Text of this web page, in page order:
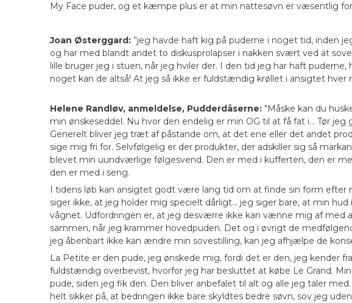
My Face puder, og et kæmpe plus er at min nattesøvn er væsentlig
Joan Østerggard: ”jeg havde haft kig på puderne i noget tid, inden
og har med blandt andet to diskusprolapser i nakken svært ved at
lille bruger jeg i stuen, når jeg hviler der. I den tid jeg har haft
noget kan de altså! At jeg så ikke er fuldstændig krøllet i ansigtet hver
Helene Randløv, anmeldelse, Pudderdåserne: "Måske kan du
min ønskeseddel. Nu hvor den endelig er min OG til at få fat i… Tør jeg
Generelt bliver jeg træt af påstande om, at det ene eller det andet
sige mig fri for. Selvfølgelig er der produkter, der adskiller sig så
blevet min uundværlige følgesvend. Den er med i kufferten, den er
den er med i seng.
I tidens løb kan ansigtet godt være lang tid om at finde sin form efter
siger ikke, at jeg holder mig specielt dårligt… jeg siger bare, at min
vågnet. Udfordringen er, at jeg desværre ikke kan vænne mig af med
sammen, når jeg krammer hovedpuden. Det og i øvrigt de
jeg åbenbart ikke kan ændre min sovestilling, kan jeg afhjælpe de
La Petite er den pude, jeg ønskede mig, fordi det er den, jeg kender
fuldstændig overbevist, hvorfor jeg har besluttet at købe Le Grand.
pude, siden jeg fik den. Den bliver anbefalet til alt og alle jeg taler
helt sikker på, at bedringen ikke bare skyldtes bedre søvn, sov jeg